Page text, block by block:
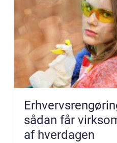
sådan får
af hverdagen